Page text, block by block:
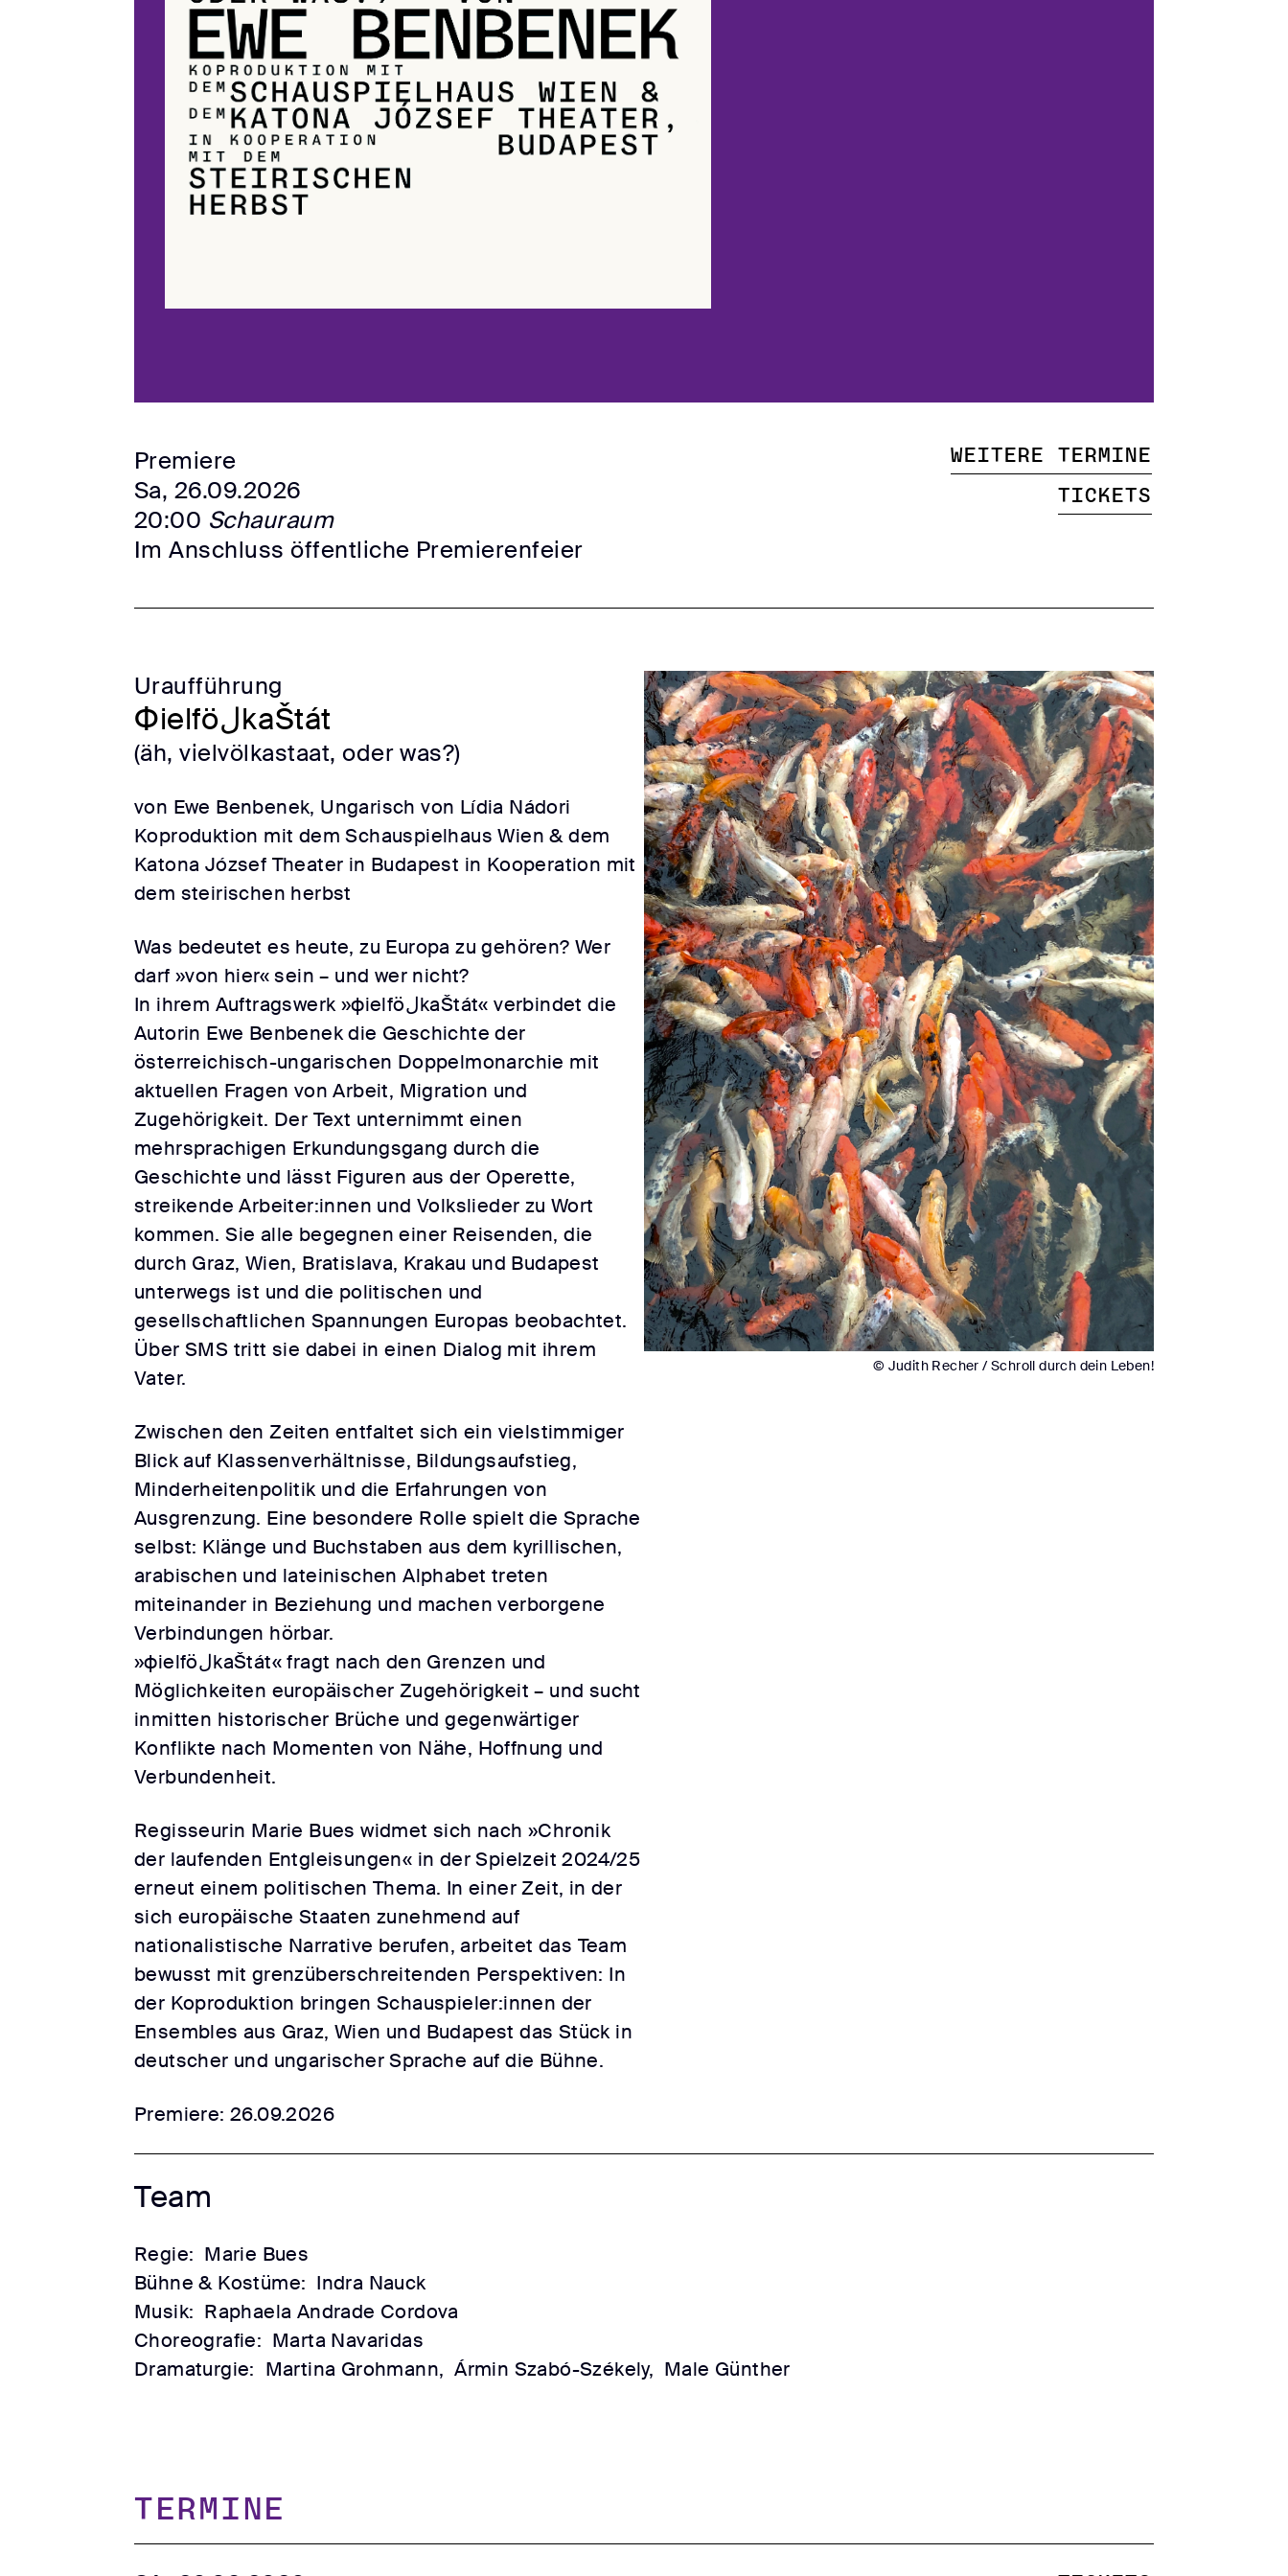
Premiere
Sa, 26.09.2026
20:00 Schauraum
Im Anschluss öffentliche Premierenfeier
Weitere Termine
Tickets
Uraufführung
ФielföلkaŠtát
(äh, vielvölkastaat, oder was?)
von Ewe Benbenek, Ungarisch von Lídia Nádori
Koproduktion mit dem Schauspielhaus Wien & dem
Katona József Theater in Budapest in Kooperation mit
dem steirischen herbst
Was bedeutet es heute, zu Europa zu gehören? Wer
darf »von hier« sein – und wer nicht?
In ihrem Auftragswerk »фielföلkaŠtát« verbindet die
Autorin Ewe Benbenek die Geschichte der
österreichisch-ungarischen Doppelmonarchie mit
aktuellen Fragen von Arbeit, Migration und
Zugehörigkeit. Der Text unternimmt einen
mehrsprachigen Erkundungsgang durch die
Geschichte und lässt Figuren aus der Operette,
streikende Arbeiter:innen und Volkslieder zu Wort
kommen. Sie alle begegnen einer Reisenden, die
durch Graz, Wien, Bratislava, Krakau und Budapest
unterwegs ist und die politischen und
gesellschaftlichen Spannungen Europas beobachtet.
Über SMS tritt sie dabei in einen Dialog mit ihrem
Vater.
Zwischen den Zeiten entfaltet sich ein vielstimmiger
Blick auf Klassenverhältnisse, Bildungsaufstieg,
Minderheitenpolitik und die Erfahrungen von
Ausgrenzung. Eine besondere Rolle spielt die Sprache
selbst: Klänge und Buchstaben aus dem kyrillischen,
arabischen und lateinischen Alphabet treten
miteinander in Beziehung und machen verborgene
Verbindungen hörbar.
»фielföلkaŠtát« fragt nach den Grenzen und
Möglichkeiten europäischer Zugehörigkeit – und sucht
inmitten historischer Brüche und gegenwärtiger
Konflikte nach Momenten von Nähe, Hoffnung und
Verbundenheit.
Regisseurin Marie Bues widmet sich nach »Chronik
der laufenden Entgleisungen« in der Spielzeit 2024/25
erneut einem politischen Thema. In einer Zeit, in der
sich europäische Staaten zunehmend auf
nationalistische Narrative berufen, arbeitet das Team
bewusst mit grenzüberschreitenden Perspektiven: In
der Koproduktion bringen Schauspieler:innen der
Ensembles aus Graz, Wien und Budapest das Stück in
deutscher und ungarischer Sprache auf die Bühne.
Premiere: 26.09.2026
© Judith Recher / Schroll durch dein Leben!
Team
Regie: Marie Bues
Bühne & Kostüme: Indra Nauck
Musik: Raphaela Andrade Cordova
Choreografie: Marta Navaridas
Dramaturgie: Martina Grohmann, Ármin Szabó-Székely, Male Günther
TERMINE